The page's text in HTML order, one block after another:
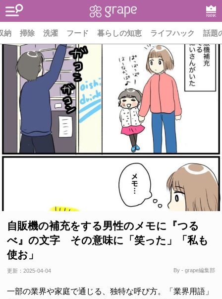
RANK
納 掃除 洗濯 フード 暮らしの知恵 ライフハック 話題
自販機の補充をする男性のメモに『つる
べ』の文字 その意味に「笑った」「私も
使お」
更新： 2025-04-04 By - grape編集部
一部の業界や家庭で通じる、独特な呼び方。「業界用語」